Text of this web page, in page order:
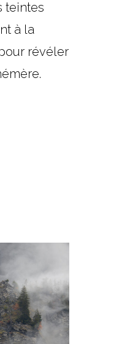
teintes
à la
révéler